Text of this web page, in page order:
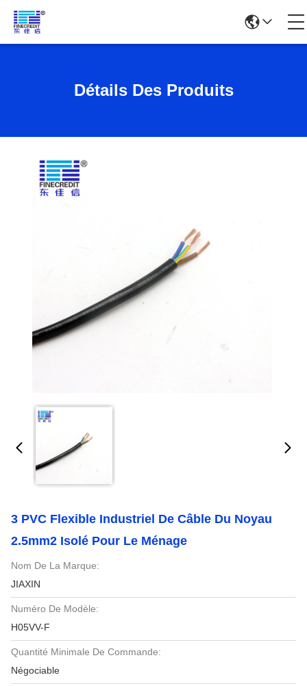
Détails Des Produits
3 PVC Flexible Industriel De Câble Du Noyau
2.5mm2 Isolé Pour Le Ménage
Nom De La Marque:
JIAXIN
Numéro De Modèle:
H05VV-F
Quantité Minimale De Commande:
Négociable